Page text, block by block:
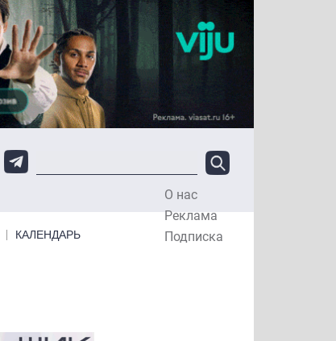
О нас
Реклама
Подписка
КАЛЕНДАРЬ